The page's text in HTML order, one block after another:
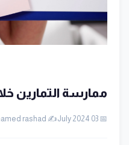
ممارسة التمارين
📅 03 July 2024
✍️ mohamed rashad